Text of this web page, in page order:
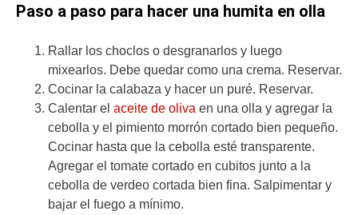
Paso a paso para hacer una humita en olla
Rallar los choclos o desgranarlos y luego
mixearlos. Debe quedar como una crema. Reservar.
Cocinar la calabaza y hacer un puré. Reservar.
Calentar el aceite de oliva en una olla y agregar la
cebolla y el pimiento morrón cortado bien pequeño.
Cocinar hasta que la cebolla esté transparente.
Agregar el tomate cortado en cubitos junto a la
cebolla de verdeo cortada bien fina. Salpimentar y
bajar el fuego a mínimo.